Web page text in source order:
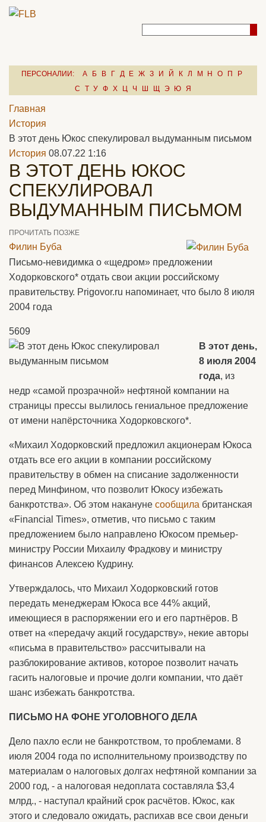
ПЕРСОНАЛИИ: А Б В Г Д Е Ж З И Й К Л М Н О П
Р
С
Т У Ф Х Ц Ч Ш Щ Э Ю Я
Главная
История
В этот день Юкос спекулировал выдуманным письмом
История 08.07.22 1:16
В ЭТОТ ДЕНЬ ЮКОС
СПЕКУЛИРОВАЛ
ВЫДУМАННЫМ ПИСЬМОМ
ПРОЧИТАТЬ ПОЗЖЕ
Филин Буба
Письмо-невидимка о «щедром» предложении
Ходорковского* отдать свои акции российскому
правительству. Prigovor.ru напоминает, что было 8 июля
2004 года
5609
В этот день,
8 июля 2004
года, из
недр «самой прозрачной» нефтяной компании на
страницы прессы вылилось гениальное предложение
от имени напёрсточника Ходорковского*.
«Михаил Ходорковский предложил акционерам Юкоса
отдать все его акции в компании российскому
правительству в обмен на списание задолженности
перед Минфином, что позволит Юкосу избежать
банкротства». Об этом накануне сообщила британская
«Financial Times», отметив, что письмо с таким
предложением было направлено Юкосом премьер-
министру России Михаилу Фрадкову и министру
финансов Алексею Кудрину.
Утверждалось, что Михаил Ходорковский готов
передать менеджерам Юкоса все 44% акций,
имеющиеся в распоряжении его и его партнёров. В
ответ на «передачу акций государству», некие авторы
«письма в правительство» рассчитывали на
разблокирование активов, которое позволит начать
гасить налоговые и прочие долги компании, что даёт
шанс избежать банкротства.
ПИСЬМО НА ФОНЕ УГОЛОВНОГО ДЕЛА
Дело пахло если не банкротством, то проблемами. 8
июля 2004 года по исполнительному производству по
материалам о налоговых долгах нефтяной компании за
2000 год, - а налоговая недоплата составляла $3,4
млрд., - наступал крайний срок расчётов. Юкос, как
этого и следовало ожидать, распихав все свои деньги